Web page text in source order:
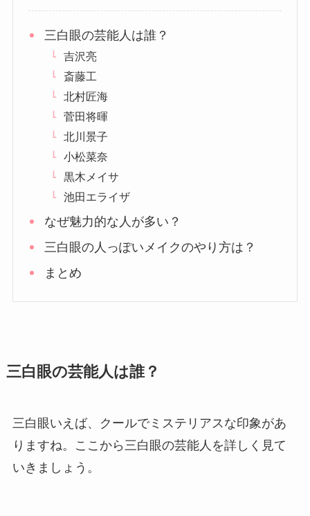
三白眼の芸能人は誰？
吉沢亮
斎藤工
北村匠海
菅田将暉
北川景子
小松菜奈
黒木メイサ
池田エライザ
なぜ魅力的な人が多い？
三白眼の人っぽいメイクのやり方は？
まとめ
三白眼の芸能人は誰？
三白眼いえば、クールでミステリアスな印象があ
りますね。ここから三白眼の芸能人を詳しく見て
いきましょう。